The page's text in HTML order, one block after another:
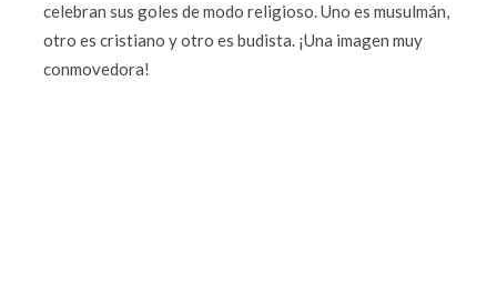
celebran sus goles de modo religioso. Uno es musulmán,
otro es cristiano y otro es budista. ¡Una imagen muy
conmovedora!